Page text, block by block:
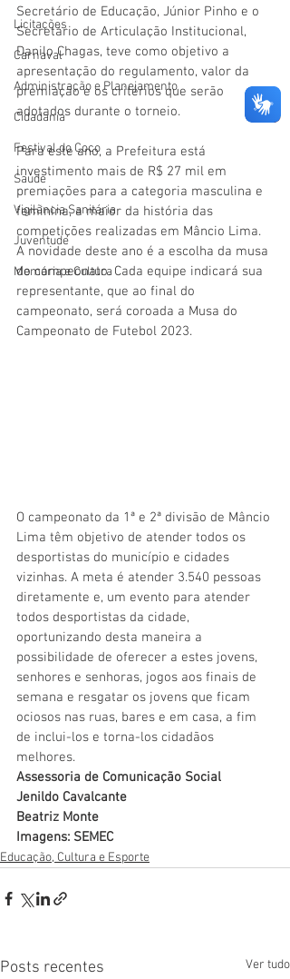
Licitações
Carnaval
Administração e Planejamento
Cidadania
Festival do Coco
Saúde
Vigilãncia Sanitária
Juventude
Memória e Cultura
Secretário de Educação, Júnior Pinho e o
Secretário de Articulação Institucional,
Danilo Chagas, teve como objetivo a
apresentação do regulamento, valor da
premiação e os critérios que serão
adotados durante o torneio.
Para este ano, a Prefeitura está
investimento mais de R$ 27 mil em
premiações para a categoria masculina e
feminina, a maior da história das
competições realizadas em Mâncio Lima.
A novidade deste ano é a escolha da musa
do campeonato. Cada equipe indicará sua
representante, que ao final do
campeonato, será coroada a Musa do
Campeonato de Futebol 2023.
O campeonato da 1ª e 2ª divisão de Mâncio
Lima têm objetivo de atender todos os
desportistas do município e cidades
vizinhas. A meta é atender 3.540 pessoas
diretamente e, um evento para atender
todos desportistas da cidade,
oportunizando desta maneira a
possibilidade de oferecer a estes jovens,
senhores e senhoras, jogos aos finais de
semana e resgatar os jovens que ficam
ociosos nas ruas, bares e em casa, a fim
de inclui-los e torna-los cidadãos
melhores.
Assessoria de Comunicação Social
Jenildo Cavalcante
Beatriz Monte
Imagens: SEMEC
Educação, Cultura e Esporte
Posts recentes Ver tudo